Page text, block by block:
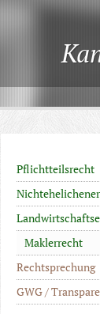
Pflichtteilsrecht
Maklerrecht
Rechtsprechung
GWG /